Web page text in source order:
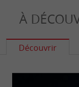
À
Découvrir